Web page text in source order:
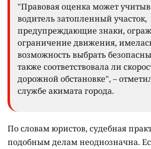
"Правовая оценка может
водитель затопленный участок,
предупреждающие знаки,
ограничение движения,
возможность выбрать
также соответствовала ли
дорожной обстановке", –
службе акимата города.
По словам юристов, судебная
подобным делам неоднозначна.